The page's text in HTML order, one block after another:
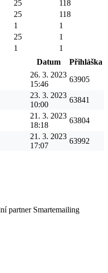
25
118
25
118
1
1
25
1
1
1
Datum
Přihláška
26. 3. 2023
15:46
63905
23. 3. 2023
10:00
63841
21. 3. 2023
18:18
63804
21. 3. 2023
17:07
63992